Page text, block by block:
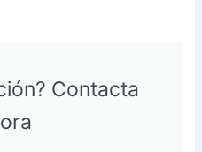
Contacta